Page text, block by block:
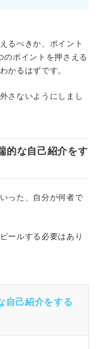
るべきか、ポイント
のポイントを押さえる
かるはずです。
さないようにしまし
的な自己紹介をす
った、自分が何者で
ールする必要はあり
自己紹介をする